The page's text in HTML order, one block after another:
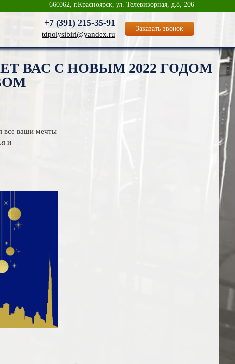
660062, г.Красноярск, ул. Телевизорная, д.8, 206
Заказать звонок
+7 (391) 215-35-91
tdpolysibiri@yandex.ru
ВАС С НОВЫМ 2022 ГОДОМ
все ваши мечты
и